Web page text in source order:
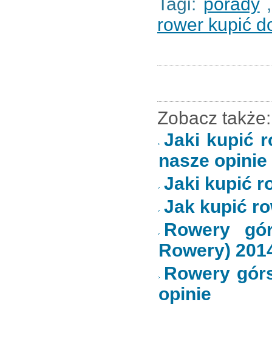
rower kupić
Zobacz także:
Jaki kupić
nasze opinie
Jaki kupić
Jak kupić
Rowery
Rowery)
Rowery
opinie